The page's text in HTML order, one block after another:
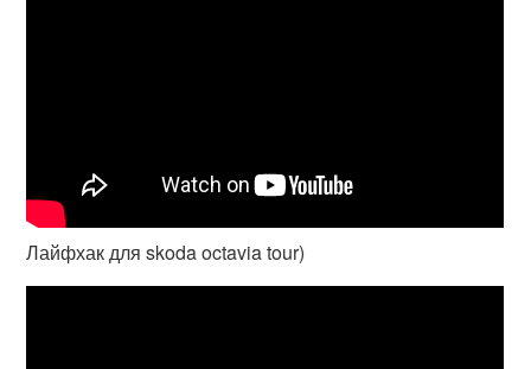
Лайфхак для skoda octavia tour)